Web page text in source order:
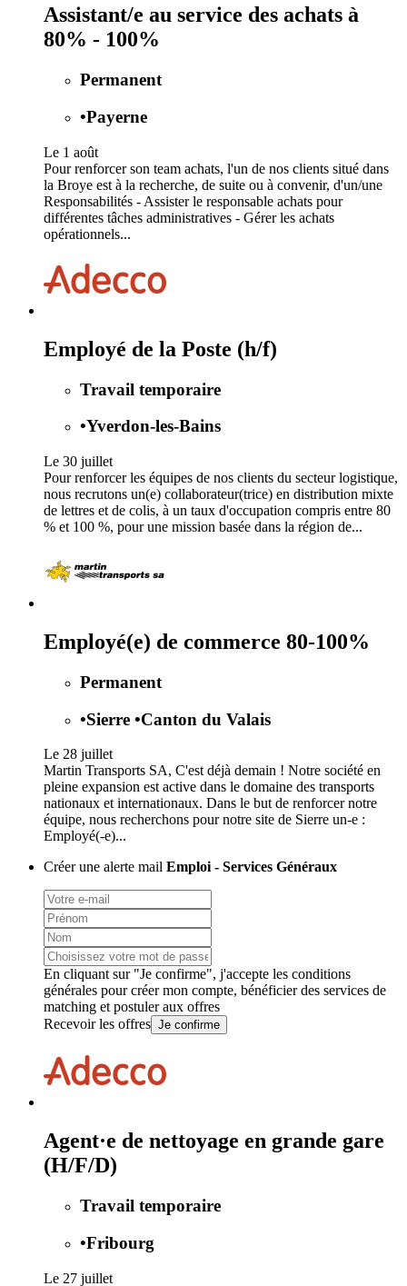
Assistant/e au service des achats à
80% - 100%
Permanent
•Payerne
Le 1 août
Pour renforcer son team achats, l'un de nos clients situé dans
la Broye est à la recherche, de suite ou à convenir, d'un/une
Responsabilités - Assister le responsable achats pour
différentes tâches administratives - Gérer les achats
opérationnels...
Employé de la Poste (h/f)
Travail temporaire
•Yverdon-les-Bains
Le 30 juillet
Pour renforcer les équipes de nos clients du secteur logistique,
nous recrutons un(e) collaborateur(trice) en distribution mixte
de lettres et de colis, à un taux d'occupation compris entre 80
% et 100 %, pour une mission basée dans la région de...
Employé(e) de commerce 80-100%
Permanent
•Sierre •Canton du Valais
Le 28 juillet
Martin Transports SA, C'est déjà demain ! Notre société en
pleine expansion est active dans le domaine des transports
nationaux et internationaux. Dans le but de renforcer notre
équipe, nous recherchons pour notre site de Sierre un-e :
Employé(-e)...
Créer une alerte mail Emploi - Services Généraux
En cliquant sur "Je confirme", j'accepte les conditions
générales pour créer mon compte, bénéficier des services de
matching et postuler aux offres
Recevoir les offres Je confirme
Agent·e de nettoyage en grande gare
(H/F/D)
Travail temporaire
•Fribourg
Le 27 juillet